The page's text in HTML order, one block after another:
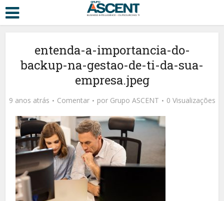
entenda-a-importancia-do-
backup-na-gestao-de-ti-da-sua-
empresa.jpeg
9 anos atrás Comentar por Grupo ASCENT 0 Visualizações